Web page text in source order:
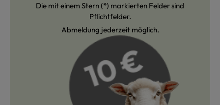
Die mit einem Stern (*) markierten Felder sind
Pflichtfelder.
Abmeldung jederzeit möglich.